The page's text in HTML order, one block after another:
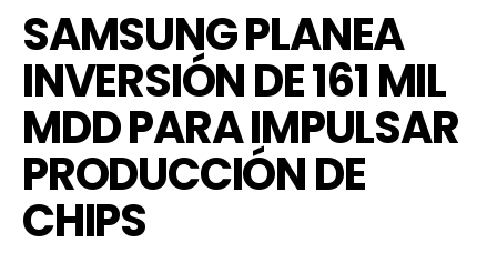
SAMSUNG PLANEA
INVERSIÓN DE 161 MIL
MDD PARA IMPULSAR
PRODUCCIÓN DE
CHIPS